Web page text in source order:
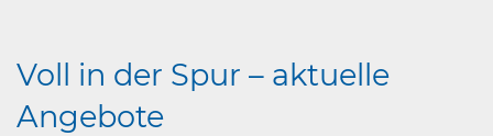
Voll in der Spur – aktuelle
Angebote